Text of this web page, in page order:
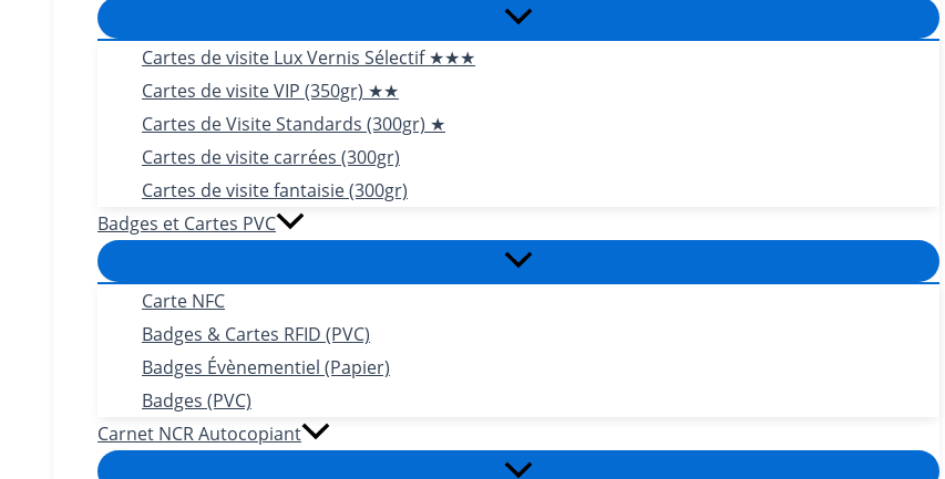
Cartes de visite Lux Vernis Sélectif ★★★
Cartes de visite VIP (350gr) ★★
Cartes de Visite Standards (300gr) ★
Cartes de visite carrées (300gr)
Cartes de visite fantaisie (300gr)
Badges et Cartes PVC
Carte NFC
Badges & Cartes RFID (PVC)
Badges Évènementiel (Papier)
Badges (PVC)
Carnet NCR Autocopiant